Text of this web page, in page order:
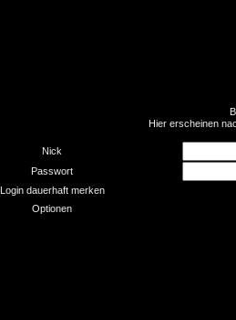
Hier erscheinen
Nick
Passwort
Login dauerhaft merken
Optionen